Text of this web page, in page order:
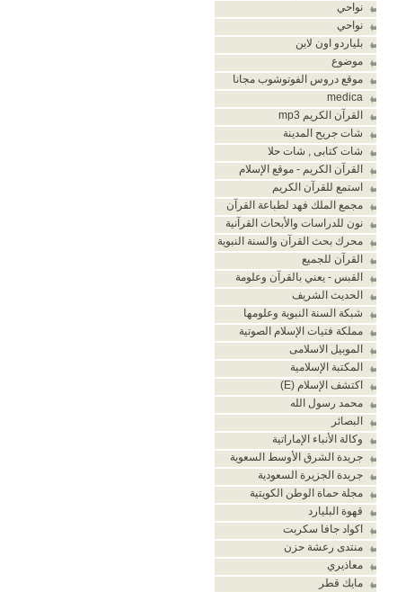
نواحي
نواحي
بلياردو اون لاين
موضوع
موقع دروس الفوتوشوب مجانا
medica
القرآن الكريم mp3
شات جريح المدينة
شات كتابى , شات حلا
القرآن الكريم - موقع الإسلام
استمع للقرآن الكريم
مجمع الملك فهد لطباعة القرآن
نون للدراسات والأبحاث القرآنية
محرك بحث القرآن والسنة النبوية
القرآن للجميع
القبس - يعني بالقرآن وعلومة
الحديث الشريف
شبكة السنة النبوية وعلومها
مملكة فتيات الإسلام الصوتية
الموبيل الاسلامى
المكتبة الإسلامية
اكتشف الإسلام (E)
محمد رسول الله
البصائر
وكالة الأنباء الإماراتية
جريدة الشرق الأوسط السعوية
جريدة الجزيرة السعودية
مجلة حماة الوطن الكويتية
قهوة البليارد
اكواد جافا سكربت
منتدى رعشة حزن
معاذيري
مايك قطر